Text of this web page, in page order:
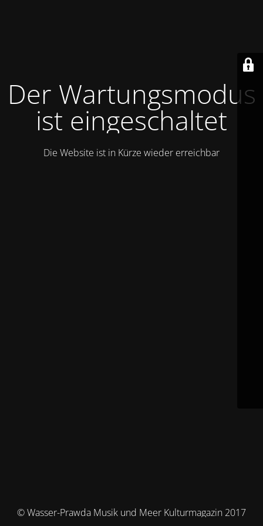
Der Wartungsmodus
ist eingeschaltet
Die Website ist in Kürze wieder erreichbar
© Wasser-Prawda Musik und Meer Kulturmagazin 2017